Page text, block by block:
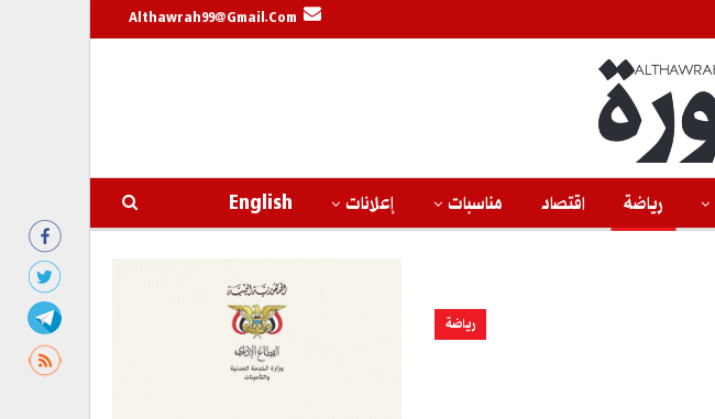
Althawrah99@gmail.com
رياضة اقتصاد مناسبات إعلانات English
رياضة